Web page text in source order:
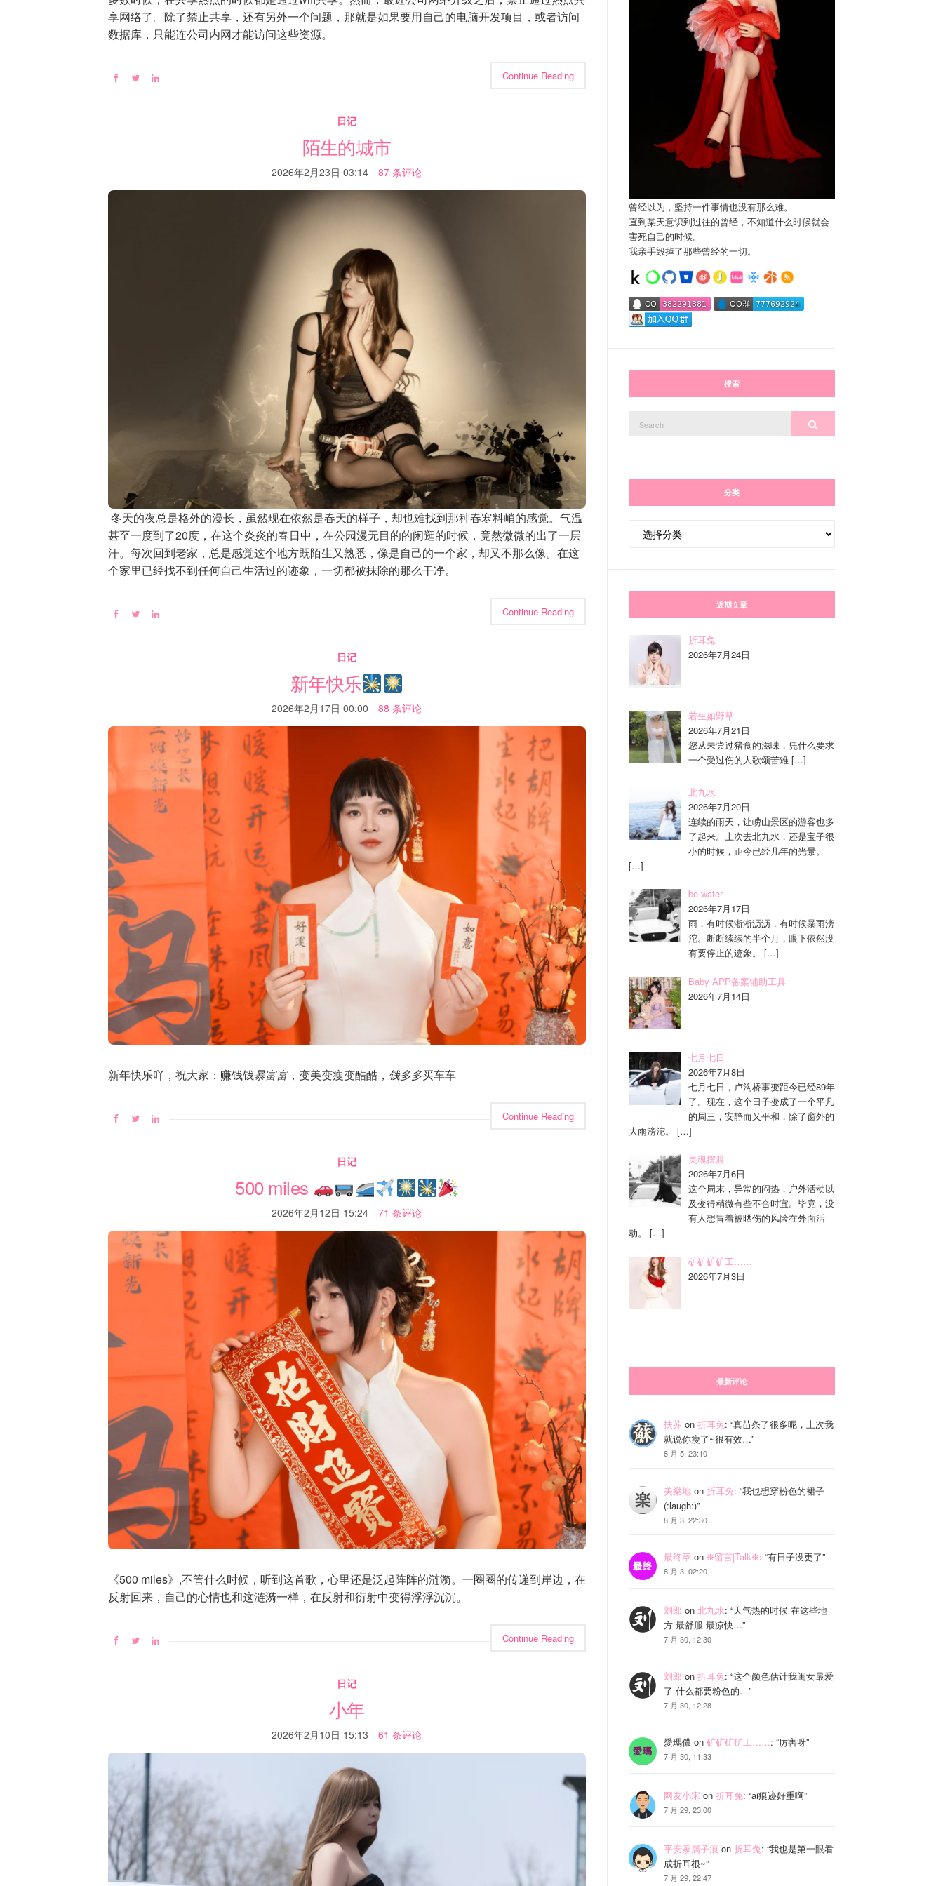
享网络了。除了禁止共享，还有另外一个问题，那就是如果要用自己的电脑开发项目，或者访问
数据库，只能连公司内网才能访问这些资源。
Continue Reading
日记
陌生的城市
2026年2月23日 03:14 87 条评论
冬天的夜总是格外的漫长，虽然现在依然是春天的样子，却也难找到那种春寒料峭的感觉。气温
甚至一度到了20度，在这个炎炎的春日中，在公园漫无目的的闲逛的时候，竟然微微的出了一层
汗。每次回到老家，总是感觉这个地方既陌生又熟悉，像是自己的一个家，却又不那么像。在这
个家里已经找不到任何自己生活过的迹象，一切都被抹除的那么干净。
Continue Reading
日记
新年快乐
2026年2月17日 00:00 88 条评论
新年快乐吖，祝大家：赚钱钱暴富富，变美变瘦变酷酷， 钱多多买车车
Continue Reading
日记
500 miles
2026年2月12日 15:24 71 条评论
《500 miles》,不管什么时候，听到这首歌，心里还是泛起阵阵的涟漪。一圈圈的传递到岸边，在
反射回来，自己的心情也和这涟漪一样，在反射和衍射中变得浮浮沉沉。
Continue Reading
日记
小年
2026年2月10日 15:13 61 条评论
曾经以为，坚持一件事情也没有那么难。
直到某天意识到过往的曾经，不知道什么时候就会
害死自己的时候。
我亲手毁掉了那些曾经的一切。
搜索
分类
近期文章
折耳兔
2026年7月24日
若生如野草
2026年7月21日
您从未尝过猪食的滋味，凭什么要求
一个受过伤的人歌颂苦难[…]
北九水
2026年7月20日
连续的雨天，让崂山景区的游客也多
了起来。上次去北九水，还是宝子很
小的时候，距今已经几年的光景。
[…]
be water
2026年7月17日
雨，有时候淅淅沥沥，有时候暴雨滂
沱。断断续续的半个月，眼下依然没
有要停止的迹象。
[…]
Baby APP备案辅助工具
2026年7月14日
七月七日
2026年7月8日
七月七日，卢沟桥事变距今已经89年
了。现在，这个日子变成了一个平凡
的周三，安静而又平和，除了窗外的
大雨滂沱。
[…]
灵魂摆渡
2026年7月6日
这个周末，异常的闷热，户外活动以
及变得稍微有些不合时宜。毕竟，没
有人想冒着被晒伤的风险在外面活
动。
[…]
矿矿矿矿工……
2026年7月3日
最新评论
扶苏on 折耳兔: “真苗条了很多呢，上次我
就说你瘦了~很有效…”
8 月 5, 23:10
美樂地on 折耳兔: “我也想穿粉色的裙子
(:laugh:)”
8 月 3, 22:30
最终章 on ❈留言|Talk❈: “有日子没更了”
8 月 3, 02:20
刘郎 on 北九水: “天气热的时候 在这些地
方 最舒服 最凉快…”
7 月 30, 12:30
刘郎 on 折耳兔: “这个颜色估计我闺女最爱
了 什么都要粉色的…”
7 月 30, 12:28
愛瑪儂on 矿矿矿矿工……: “厉害呀”
7 月 30, 11:33
网友小宋 on 折耳兔: “ai痕迹好重啊”
7 月 29, 23:00
平安家属子痕 on 折耳兔: “我也是第一眼看
成折耳根~”
7 月 29, 22:47